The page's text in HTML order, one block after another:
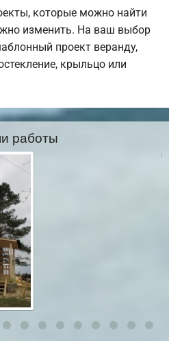
которые можно найти
изменить. На ваш выбор
проект веранду,
крыльцо или
работы